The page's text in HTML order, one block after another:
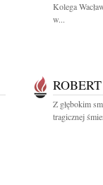
Kolega
w...
Z głębokim
tragicznej